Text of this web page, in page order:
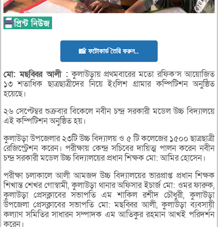
📸 ফটোকার্ড তৈরি করুন..
মো:মছব্বিরআলী : কুলাউড়ায় প্রথমবারের মতো রফিক’স আয়োজিত
১৩ শতাধিক ছাত্রছাত্রীদের নিয়ে ইংলিশ গ্রামার কম্পিটিশন অনুষ্ঠিত
হয়েছে।
২৬ সেপ্টেম্বর শুক্রবার বিকেলে নবীন চন্দ্র সরকারী মডেল উচ্চ বিদ্যালয়ে
এই কম্পিটিশন অনুষ্ঠিত হয়।
কুলাউড়া উপজেলার ২৩টি উচ্চ বিদ্যালয় ও ৫ টি কলেজের ১৫০০ ছাত্রছাত্রী
রেজিস্ট্রেশন করেন। পরীক্ষায় কেন্দ্র সচিবের দায়িত্ম পালন করেন নবীন
চন্দ্র সরকারী মডেল উচ্চ বিদ্যালয়ের প্রধান শিক্ষক মো: আমির হোসেন।
পরীক্ষা চলাকালে আলী আমজদ উচ্চ বিদ্যালয়ের ভারপ্রাপ্ত প্রধান শিক্ষক
শিখান্ত শেখর গোস্বামী, কুলাউড়া থানার অফিসার ইচার্জ মো: ওমর ফারুক,
কুলাউড়া প্রেসক্লাবের সভাপতি এম শাকিল রশীদ চৌধুরী, কুলাউড়া
উপজেলা প্রেসক্লাবের সভাপতি মো: মছব্বির আলী, কুলাউড়া ব্যবসায়ী
কল্যাণ সমিতির সাধারন সম্পাদক এম আতিকুর রহমান আখই পরিদর্শন
করেন।